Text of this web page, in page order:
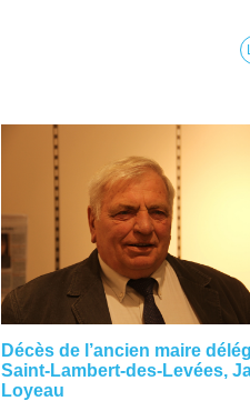
Décès de l’ancien maire
Saint-Lambert-des-Levées,
Loyeau